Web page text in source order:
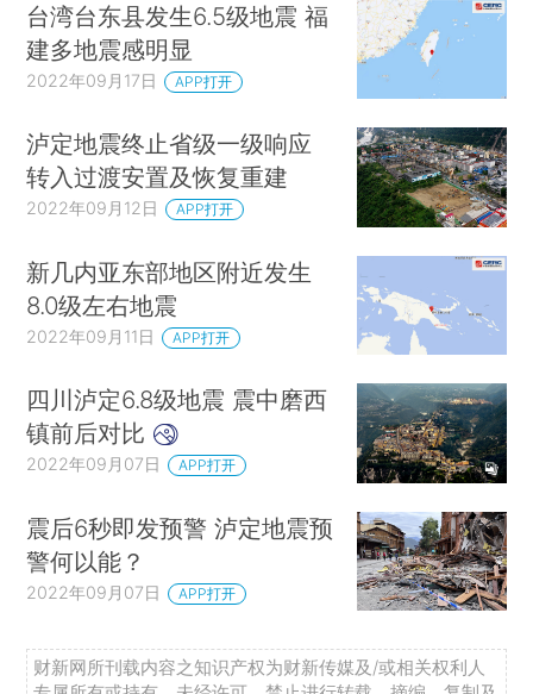
台湾台东县发生6.5级地震 福
建多地震感明显
2022年09月17日 APP打开
泸定地震终止省级一级响应
转入过渡安置及恢复重建
2022年09月12日 APP打开
新几内亚东部地区附近发生
8.0级左右地震
2022年09月11日 APP打开
四川泸定6.8级地震 震中磨西
镇前后对比
2022年09月07日 APP打开
震后6秒即发预警 泸定地震预
警何以能？
2022年09月07日 APP打开
财新网所刊载内容之知识产权为财新传媒及/或相关权利人